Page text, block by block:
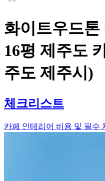
화이트우드톤
16평 제주도
주도 제주시)
체크리스트
카페 인테리어 비용 및 필수